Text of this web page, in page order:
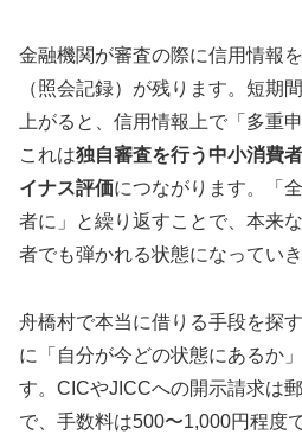
金融機関が審査の際に信用情報
（照会記録）が残ります。短期
上がると、信用情報上で「多重
これは独自審査を行う中小消費
イナス評価につながります。「
者に」と繰り返すことで、本来
者でも弾かれる状態になっていき
舟橋村で本当に借りる手段を探
に「自分が今どの状態にあるか
す。CICやJICCへの開示請求は
で、手数料は500〜1,000円程度で